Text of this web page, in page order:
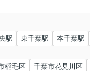
駅 東千葉駅 本千葉駅
稲毛区 千葉市花見川区